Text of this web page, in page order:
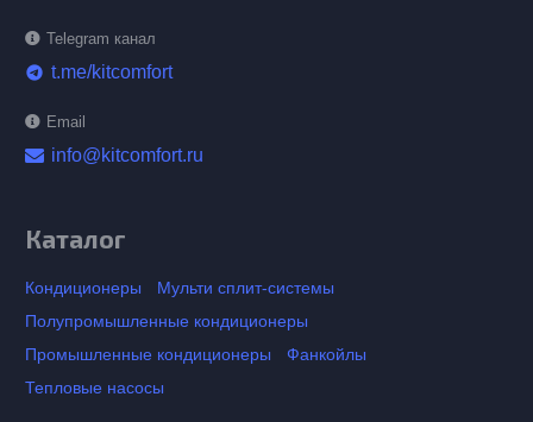
Telegram канал
telegram t.me/kitcomfort
Email
info@kitcomfort.ru
Каталог
Кондиционеры
Мульти сплит-системы
Полупромышленные кондиционеры
Промышленные кондиционеры
Фанкойлы
Тепловые насосы